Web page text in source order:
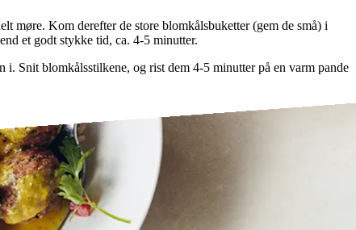
Kom derefter de store blomkålsbuketter (gem de små) i
et godt stykke tid, ca. 4-5 minutter.
Snit blomkålsstilkene, og rist dem 4-5 minutter på en varm pande